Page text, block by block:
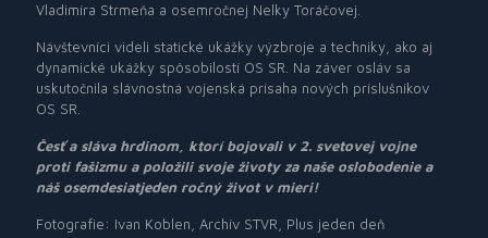
Vladimíra Strmeňa a osemročnej Nelky Toráčovej.
Návštevníci videli statické ukážky výzbroje a techniky, ako aj
dynamické ukážky spôsobilostí OS SR. Na záver osláv sa
uskutočnila slávnostná vojenská prísaha nových príslušníkov
OS SR.
Česť a sláva hrdinom, ktorí bojovali v 2. svetovej vojne
proti fašizmu a položili svoje životy za naše oslobodenie a
náš osemdesiatjeden ročný život v mieri!
Fotografie: Ivan Koblen, Archív STVR, Plus jeden deň